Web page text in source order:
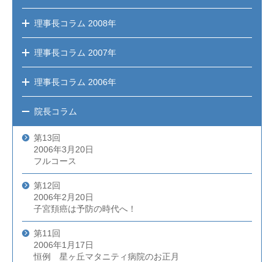
理事長コラム 2008年
理事長コラム 2007年
理事長コラム 2006年
院長コラム
第13回
2006年3月20日
フルコース
第12回
2006年2月20日
子宮頚癌は予防の時代へ！
第11回
2006年1月17日
恒例 星ヶ丘マタニティ病院のお正月